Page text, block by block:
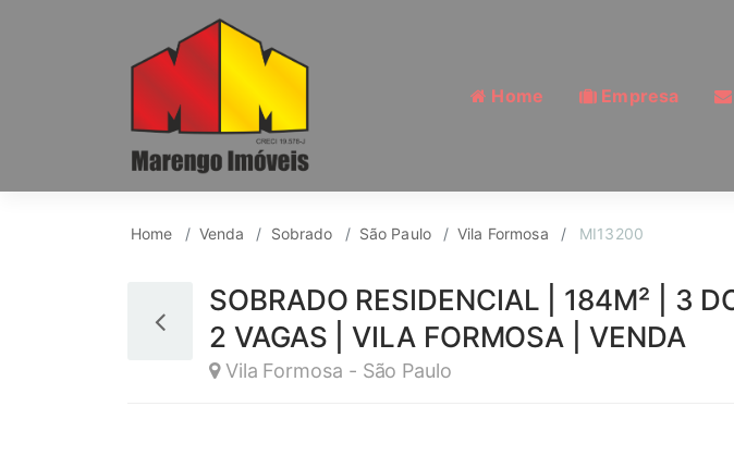
Home Empresa
Sobrado para Venda, Vila
Home Venda Sobrado São Paulo Vila Formosa MI13200
SOBRADO RESIDENCIAL | 184M² | 3
2 VAGAS | VILA FORMOSA | VENDA
Vila Formosa - São Paulo